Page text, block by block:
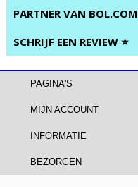
PARTNER VAN BOL.COM
SCHRIJF EEN REVIEW ⭐
PAGINA'S
MIJN ACCOUNT
INFORMATIE
BEZORGEN